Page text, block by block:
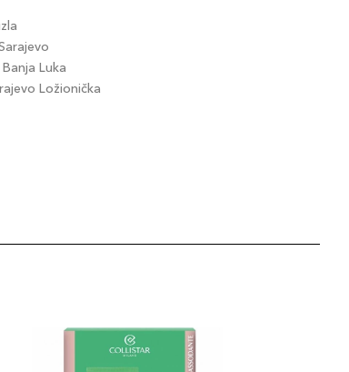
Luka
Ložionička